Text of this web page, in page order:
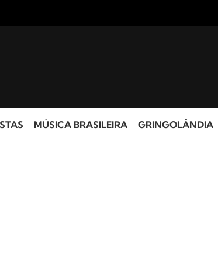
MÚSICA BRASILEIRA GRINGOLÂNDIA